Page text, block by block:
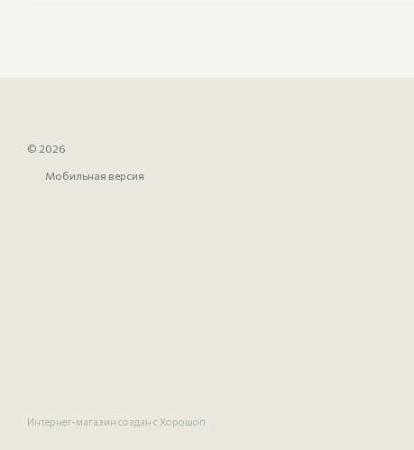
© 2026
Мобильная версия
Интернет-магазин создан с Хорошоп